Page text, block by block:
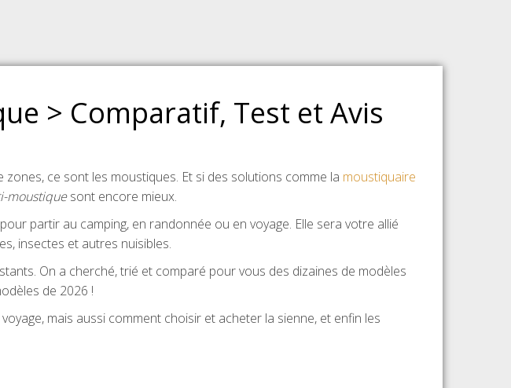
> Comparatif, Test et Avis
ce sont les moustiques. Et si des solutions comme la moustiquaire
moustiquesont encore mieux.
partir au camping, en randonnée ou en voyage. Elle sera votre allié
insectes et autres nuisibles.
On a cherché, trié et comparé pour vous des dizaines de modèles
de 2026 !
mais aussi comment choisir et acheter la sienne, et enfin les